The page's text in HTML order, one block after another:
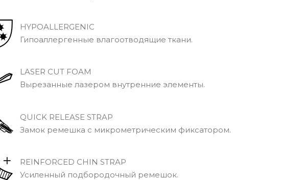
HYPOALLERGENIC
Гипоаллергенные влагоотводящие ткани.
LASER CUT FOAM
Вырезанные лазером внутренние элементы.
QUICK RELEASE STRAP
Замок ремешка с микрометрическим фиксатором.
REINFORCED CHIN STRAP
Усиленный подбородочный ремешок.